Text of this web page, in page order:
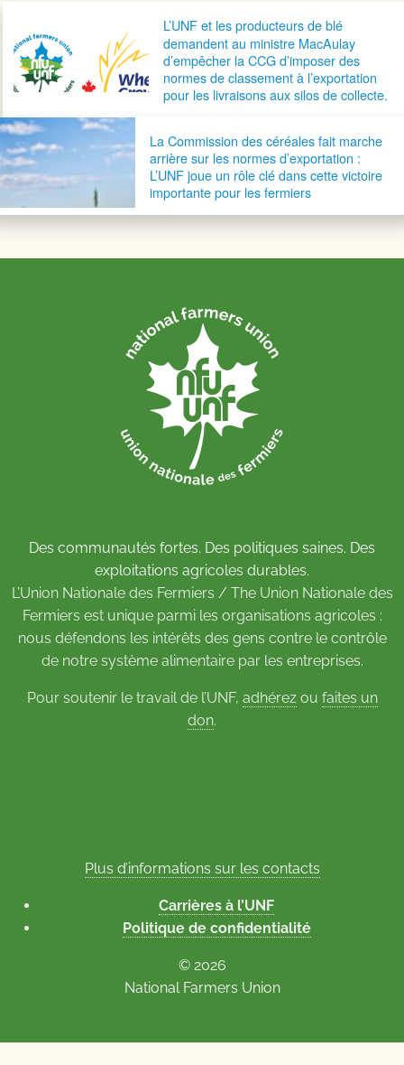
Navigation postaleL’UNF et les producteurs de blé
demandent au ministre MacAulay
d’empêcher la CCG d’imposer des
normes de classement à l’exportation
pour les livraisons aux silos de collecte.
La Commission des céréales fait marche
arrière sur les normes d’exportation :
L’UNF joue un rôle clé dans cette victoire
importante pour les fermiers
Des communautés fortes. Des politiques saines. Des
exploitations agricoles durables.
L’Union Nationale des Fermiers / The Union Nationale des
Fermiers est unique parmi les organisations agricoles :
nous défendons les intérêts des gens contre le contrôle
de notre système alimentaire par les entreprises.
Pour soutenir le travail de l’UNF, adhérezou faites un
don.
Plus d’informations sur les contacts
Carrières à l’UNF
Politique de confidentialité
© 2026
National Farmers Union